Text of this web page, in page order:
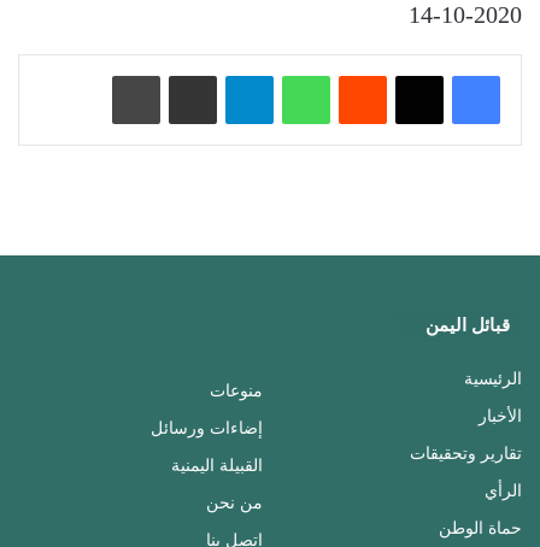
14-10-2020
واتساب تيلقرام
قبائل اليمن
الرئيسية
الأخبار
تقارير وتحقيقات
الرأي
حماة الوطن
منوعات
إضاءات ورسائل
القبيلة اليمنية
من نحن
اتصل بنا